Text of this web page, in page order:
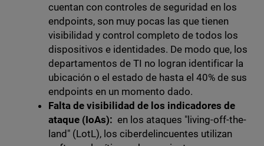
cuentan con controles de seguridad en los
endpoints, son muy pocas las que tienen
visibilidad y control completo de todos los
dispositivos e identidades. De modo que, los
departamentos de TI no logran identificar la
ubicación o el estado de hasta el 40% de sus
endpoints en un momento dado.
Falta de visibilidad de los indicadores de
ataque (IoAs): en los ataques "living-off-the-
land" (LotL), los ciberdelincuentes utilizan